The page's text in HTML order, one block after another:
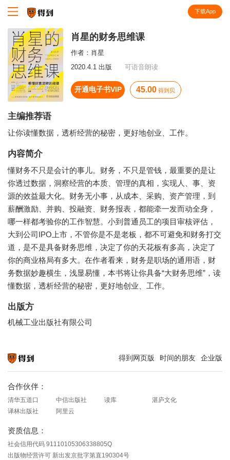
下载App
肖星的财务思维课
作者： 肖星
2020.4.1 出版
可语音朗读
开通电子书VIP 45.00 得到贝
主编推荐语
让你读懂数据，透析经营的秘密，更好地创业、工作。
内容简介
懂财务不只是会计的事儿。财务，不只是管钱，最重要的是让
你透过数据，洞察经营的本质、管理的真相，实现人、事、资
源的效益最大化。财务无小事，从成本、采购、资产管理，到
薪酬激励、并购、投融资、财务报表，都能牵一发而动全身，
哪一样都考验你的工作智慧。小到普通员工的项目审核评估，
大到公司IPO上市，不管你是不是老板，都不可避免和财务打交
道，是不是具备财务思维，决定了你的天花板有多高，决定了
你的商业格局有多大。在作者看来，财务是职场的通用语，财
务数据妙趣横生，浅显易懂，本书将让你具备“大财务思维”，读
懂数据，透析经营的秘密，更好地创业、工作。
出版方
机械工业出版社有限公司
得到网页版 时间的朋友 企业版
合作伙伴：
清华五道口 中信出版社 读库
湛庐文化
译林出版社
阿里云
资质信息：
社会信用代码 91110105306338805Q
出版物经营许可 新出发京批字第直190304号